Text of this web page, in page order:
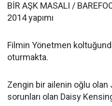
BİR AŞK MASALI /
2014 yapımı
Filmin Yönetmen
oturmakta.
Zengin bir ailenin oğlu
sorunları olan Daisy